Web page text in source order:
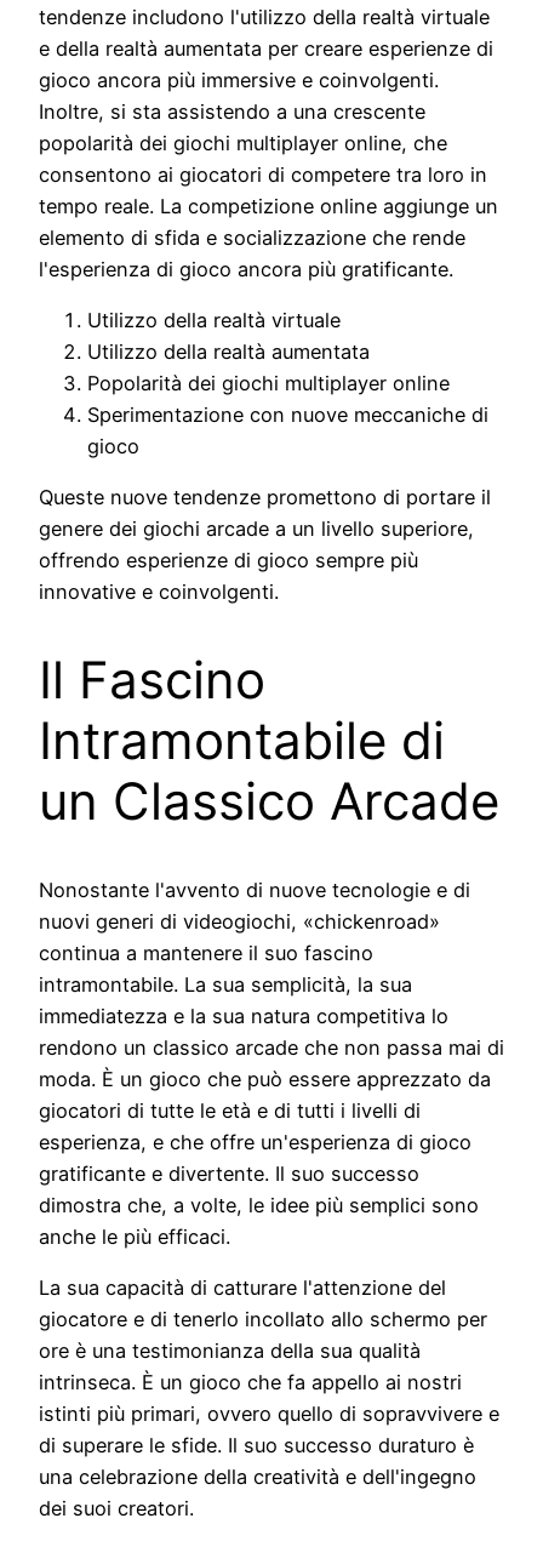
tendenze includono l'utilizzo della realtà virtuale
e della realtà aumentata per creare esperienze di
gioco ancora più immersive e coinvolgenti.
Inoltre, si sta assistendo a una crescente
popolarità dei giochi multiplayer online, che
consentono ai giocatori di competere tra loro in
tempo reale. La competizione online aggiunge un
elemento di sfida e socializzazione che rende
l'esperienza di gioco ancora più gratificante.
Utilizzo della realtà virtuale
Utilizzo della realtà aumentata
Popolarità dei giochi multiplayer online
Sperimentazione con nuove meccaniche di
gioco
Queste nuove tendenze promettono di portare il
genere dei giochi arcade a un livello superiore,
offrendo esperienze di gioco sempre più
innovative e coinvolgenti.
Il Fascino
Intramontabile di
un Classico Arcade
Nonostante l'avvento di nuove tecnologie e di
nuovi generi di videogiochi, «chickenroad»
continua a mantenere il suo fascino
intramontabile. La sua semplicità, la sua
immediatezza e la sua natura competitiva lo
rendono un classico arcade che non passa mai di
moda. È un gioco che può essere apprezzato da
giocatori di tutte le età e di tutti i livelli di
esperienza, e che offre un'esperienza di gioco
gratificante e divertente. Il suo successo
dimostra che, a volte, le idee più semplici sono
anche le più efficaci.
La sua capacità di catturare l'attenzione del
giocatore e di tenerlo incollato allo schermo per
ore è una testimonianza della sua qualità
intrinseca. È un gioco che fa appello ai nostri
istinti più primari, ovvero quello di sopravvivere e
di superare le sfide. Il suo successo duraturo è
una celebrazione della creatività e dell'ingegno
dei suoi creatori.